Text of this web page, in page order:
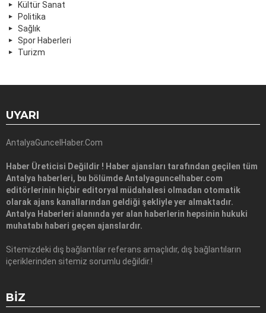
Kültür Sanat
Politika
Sağlık
Spor Haberleri
Turizm
UYARI
AntalyaGuncelHaber.Com
Haber Üreticisi Değildir ! Haber ajansları tarafından geçilen tüm
Antalya haberleri, bu bölümde Antalyaguncelhaber.com
editörlerinin hiçbir editoryal müdahalesi olmadan otomatik
olarak ajans kanallarından geldiği şekliyle yer almaktadır.
Antalya Haberleri alanında yer alan haberlerin hepsinin hukuki
muhatabı haberi geçen ajanslardır.
Sitemizdeki dış bağlantılar referans amaçlıdır, dış bağlantıların
içeriklerinden sitemiz sorumlu değildir.!
BIZ